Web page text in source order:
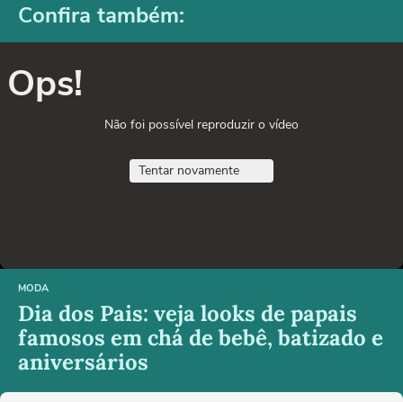
Confira também:
Ops!
Não foi possível reproduzir o vídeo
Tentar novamente
MODA
Dia dos Pais: veja looks de papais
famosos em chá de bebê, batizado e
aniversários